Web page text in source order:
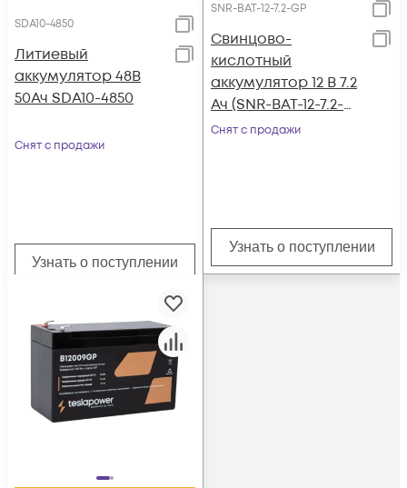
SDA10-4850
Литиевый
аккумулятор 48В
50Ач SDA10-4850
Снят с продажи
Узнать о поступлении
SNR-BAT-12-7.2-GP
Свинцово-
кислотный
аккумулятор 12 В 7.2
Ач (SNR-BAT-12-7.2-
GP)
Снят с продажи
Узнать о поступлении